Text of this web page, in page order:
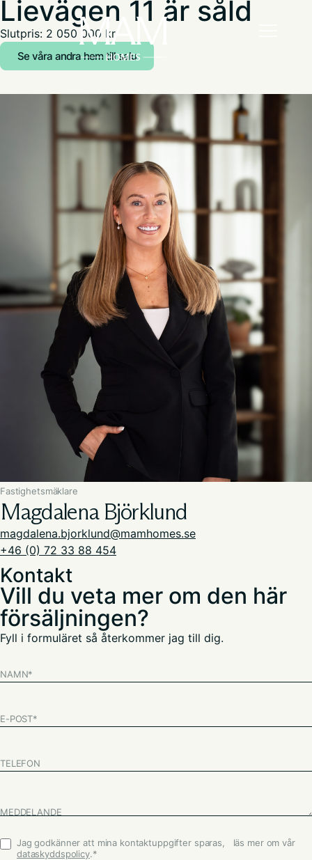
Lievägen 11 är såld
Slutpris: 2 050 000 kr
Se våra andra hem till salu
Fastighetsmäklare
​Magdalena Björklund
magdalena.bjorklund@mamhomes.se
+46 (0) 72 33 88 454
Kontakt
Vill du veta mer om den här
försäljningen?
Fyll i formuläret så återkommer jag till dig.
NAMN*
E-POST*
TELEFON
MEDDELANDE
Godkännande*
Jag godkänner att mina kontaktuppgifter sparas, läs mer om vår
dataskyddspolicy.*